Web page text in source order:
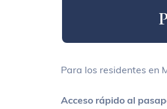
Para los residentes en
Acceso rápido al